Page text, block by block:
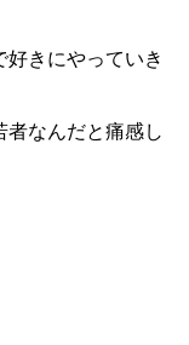
きにやっていき
者なんだと痛感し